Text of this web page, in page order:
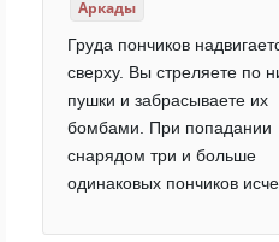
Аркады
Груда пончиков
сверху. Вы стреляете по
пушки и забрасываете их
бомбами. При попадании
снарядом три и больше
одинаковых пончиков